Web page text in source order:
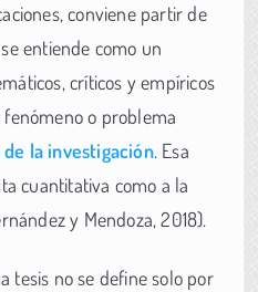
conviene partir de
entiende como un
críticos y empíricos
o problema
la investigación. Esa
cuantitativa como a la
y Mendoza, 2018).
tesis no se define solo por